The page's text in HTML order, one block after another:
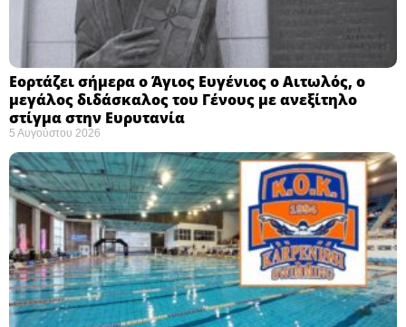
Εορτάζει σήμερα ο Άγιος Ευγένιος ο Αιτωλός, ο
μεγάλος διδάσκαλος του Γένους με ανεξίτηλο
στίγμα στην Ευρυτανία
5 Αυγούστου 2026